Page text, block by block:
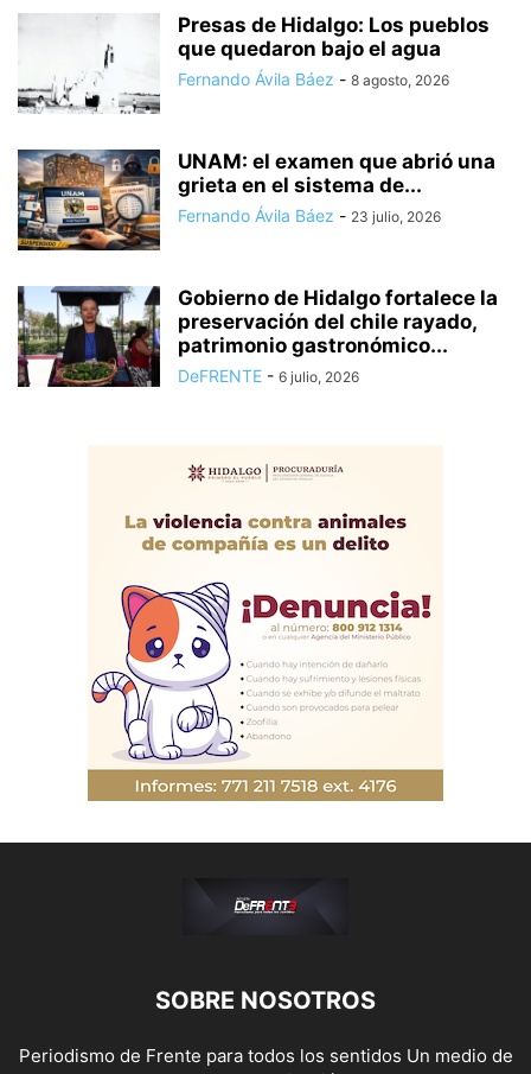
Presas de Hidalgo: Los pueblos
que quedaron bajo el agua
Fernando Ávila Báez - 8 agosto, 2026
UNAM: el examen que abrió una
grieta en el sistema de...
Fernando Ávila Báez - 23 julio, 2026
Gobierno de Hidalgo fortalece la
preservación del chile rayado,
patrimonio gastronómico...
DeFRENTE - 6 julio, 2026
SOBRE NOSOTROS
Periodismo de Frente para todos los sentidos Un medio de